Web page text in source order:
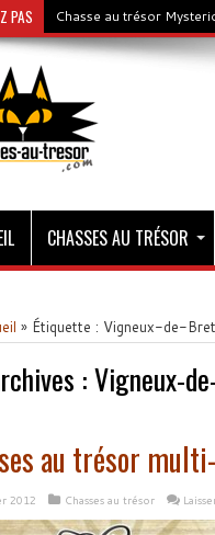
PAS Chasse au trésor
CHASSES AU TRÉSOR
» Étiquette : Vigneux-de-
:Vigneux-
au trésor
2012 Chasses au trésor